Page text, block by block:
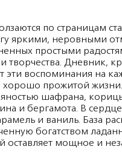
по страницам
яркими, неровными
простыми
Дневник,
эти воспоминания на
хорошо прожитой жизни.
шафрана,
и бергамота. В сердце
и ваниль. База
богатством
оставляет мощное и